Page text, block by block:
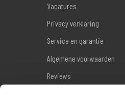
Vacatures
Privacy verklaring
Service en garantie
Algemene voorwaarden
Reviews